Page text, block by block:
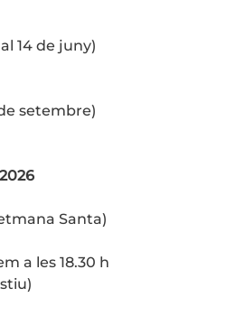
14 de juny)
setembre)
Santa)
a les 18.30 h